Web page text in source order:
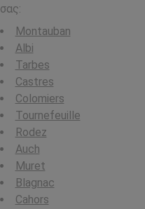
σας:
Montauban
Albi
Tarbes
Castres
Colomiers
Tournefeuille
Rodez
Auch
Muret
Blagnac
Cahors